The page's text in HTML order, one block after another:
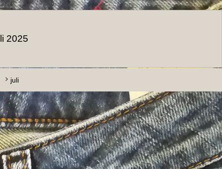
2025
juli